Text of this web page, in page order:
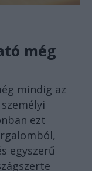
még
mindig az
ezt
egyszerű